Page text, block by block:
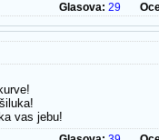
Glasova: 29
vas jebu!